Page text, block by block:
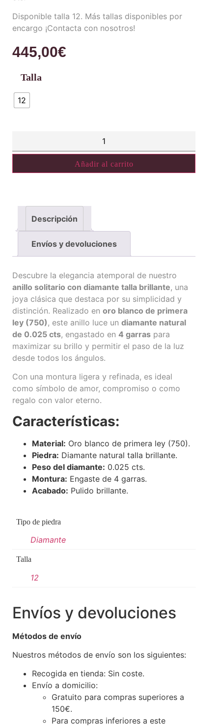
Disponible talla 12. Más tallas disponibles por
encargo ¡Contacta con nosotros!
445,00€
Talla
12
Añadir al carrito
Descripción
Envíos y devoluciones
Descubre la elegancia atemporal de nuestro
anillo solitario con diamante talla brillante, una
joya clásica que destaca por su simplicidad y
distinción. Realizado en oro blanco de primera
ley (750) , este anillo luce un diamante natural
de 0.025 cts, engastado en 4 garras para
maximizar su brillo y permitir el paso de la luz
desde todos los ángulos.
Con una montura ligera y refinada, es ideal
como símbolo de amor, compromiso o como
regalo con valor eterno.
Características:
Material: Oro blanco de primera ley (750).
Piedra: Diamante natural talla brillante.
Peso del diamante: 0.025 cts.
Montura: Engaste de 4 garras.
Acabado: Pulido brillante.
Tipo de piedra
Diamante
Talla
12
Envíos y devoluciones
Métodos de envío
Nuestros métodos de envío son los siguientes:
Recogida en tienda: Sin coste.
Envío a domicilio:
Gratuito para compras superiores a
150€.
Para compras inferiores a este